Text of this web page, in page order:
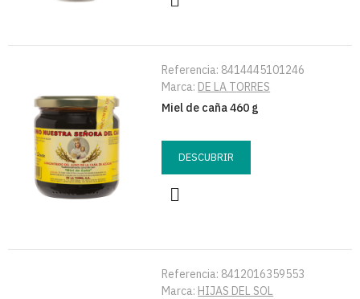
Referencia: 8414445101246
Marca: DE LA TORRES
Miel de caña 460 g
DESCUBRIR
Referencia: 8412016359553
Marca: HIJAS DEL SOL